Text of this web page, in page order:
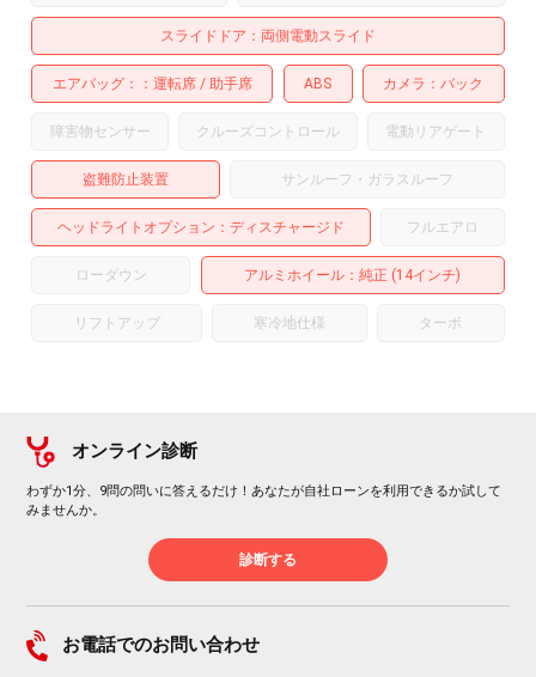
スライドドア 両側電動スライド
エアバッグ： 運転席 助手席 ABS カメラ バック
障害物センサー クルーズコントロール 電動リアゲート
盗難防止装置 サンルーフ・ガラスルーフ
ヘッドライトオプション ディスチャージド フルエアロ
ローダウン アルミホイール ：純正 (14インチ)
リフトアップ 寒冷地仕様 ターボ
オンライン診断
わずか1分、9問の問いに答えるだけ！あなたが自社ローンを利用できるか試して
みませんか。
診断する
お電話でのお問い合わせ